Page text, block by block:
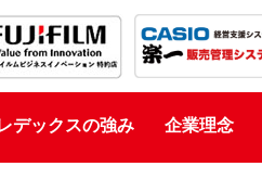
デックスの強み 企業理念